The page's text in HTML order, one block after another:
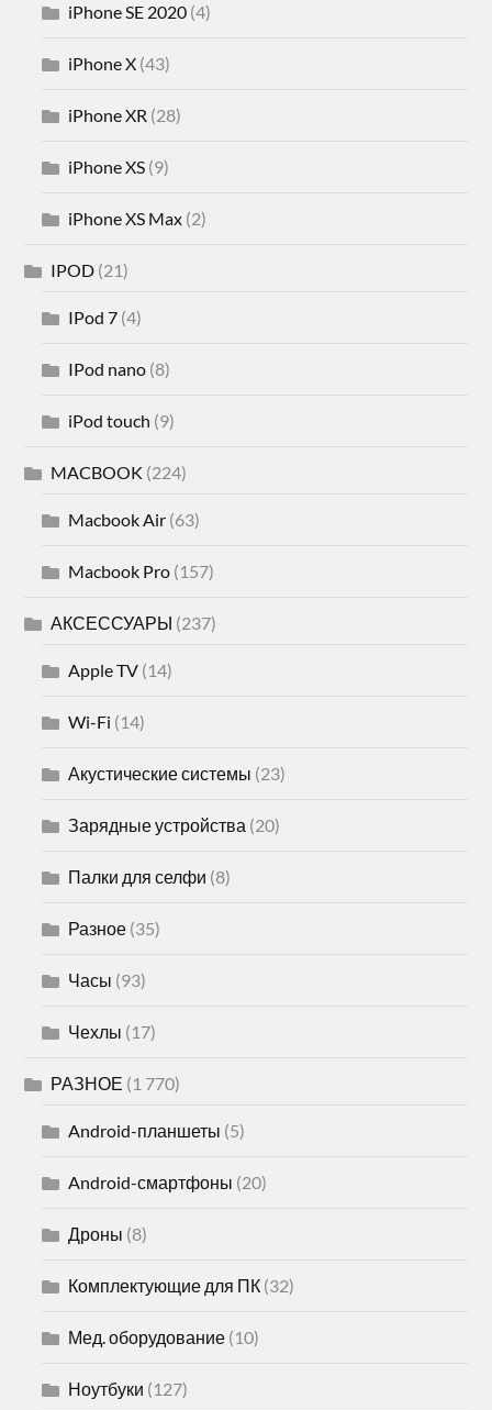
iPhone SE 2020 (4)
iPhone X (43)
iPhone XR (28)
iPhone XS (9)
iPhone XS Max (2)
IPOD (21)
IPod 7 (4)
IPod nano (8)
iPod touch (9)
MACBOOK (224)
Macbook Air (63)
Macbook Pro (157)
АКСЕССУАРЫ (237)
Apple TV (14)
Wi-Fi (14)
Акустические системы (23)
Зарядные устройства (20)
Палки для селфи (8)
Разное (35)
Часы (93)
Чехлы (17)
РАЗНОЕ (1 770)
Android-планшеты (5)
Android-смартфоны (20)
Дроны (8)
Комплектующие для ПК (32)
Мед. оборудование (10)
Ноутбуки (127)